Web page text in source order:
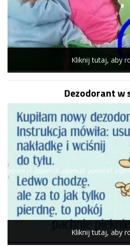
Kliknij tutaj, aby
Dezodorant w
Kliknij tutaj, aby